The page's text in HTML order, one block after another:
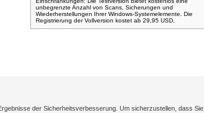
unbegrenzte Anzahl von Scans, Sicherungen und
Wiederherstellungen Ihrer Windows-Systemelemente. Die
Registrierung der Vollversion kostet ab 29,95 USD.
der Sicherheitsverbesserung. Um sicherzustellen, dass Sie